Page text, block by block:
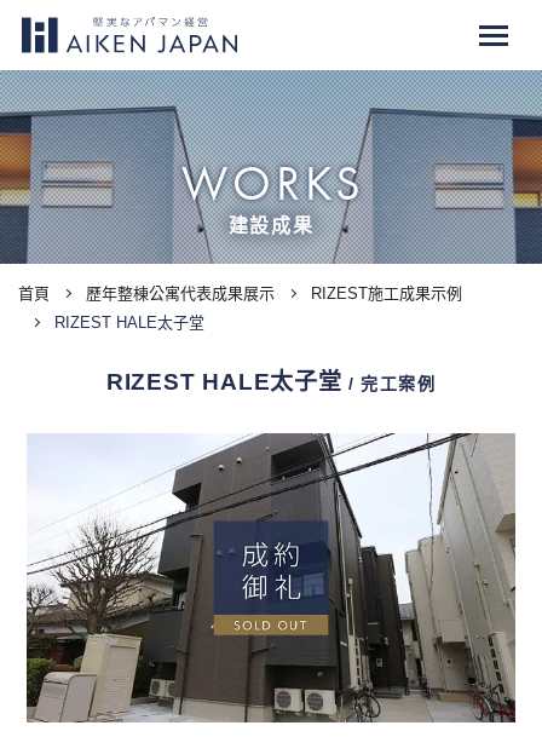
WORKS
建設成果
首頁 歷年整棟公寓代表成果展示
RIZEST施工成果示例
RIZEST HALE太子堂
RIZEST HALE太子堂 / 完工案例